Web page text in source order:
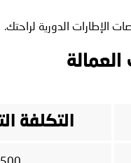
الإطارات الدورية لراحتك.
العمالة
التكلفة